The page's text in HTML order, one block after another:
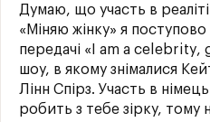
Думаю, що участь в реаліті
«Міняю жінку» я
передачі «I am a
шоу, в якому знімалися
Лінн Спірз. Участь в
робить з тебе зірку, тому